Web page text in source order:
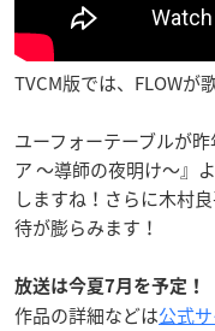
TVCM版では、FLOWが
ユーフォーテーブルが
ア ～導師の夜明け～』
しますね！さらに木村
待が膨らみます！
放送は今夏7月を予定！
作品の詳細などは公式